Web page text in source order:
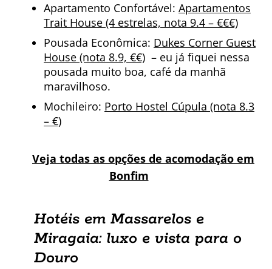
Apartamento Confortável: Apartamentos
Trait House (4 estrelas, nota 9.4 – €€€)
Pousada Econômica: Dukes Corner Guest
House (nota 8.9, €€) – eu já fiquei nessa
pousada muito boa, café da manhã
maravilhoso.
Mochileiro: Porto Hostel Cúpula (nota 8.3
– €)
Veja todas as opções de acomodação em
Bonfim
Hotéis em Massarelos e
Miragaia: luxo e vista para o
Douro